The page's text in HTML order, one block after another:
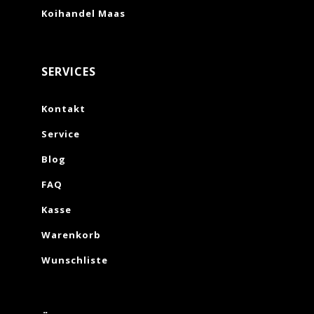
Koihandel Maas
SERVICES
Kontakt
Service
Blog
FAQ
Kasse
Warenkorb
Wunschliste